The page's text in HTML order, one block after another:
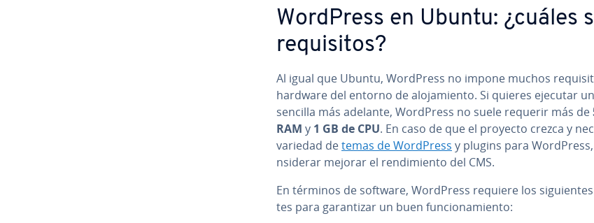
WordPress en Ubuntu: ¿cuáles
re­qui­si­tos?
Al igual que Ubuntu, WordPress no impone muchos
hardware del entorno de alo­ja­mie­n­to. Si quieres ejecutar
sencilla más adelante, WordPress no suele requerir más de
RAM y 1 GB de CPU. En caso de que el proyecto crezca y
variedad detemas de WordPress y plugins para
n­si­de­rar mejorar el re­n­di­mie­n­to del CMS.
En términos de software, WordPress requiere los
tes para ga­ra­n­ti­zar un buen fu­n­cio­na­mie­n­to: